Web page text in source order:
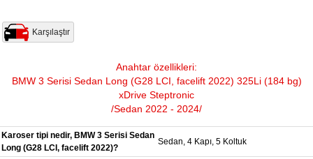
Karşılaştır
Anahtar özellikleri:
BMW 3 Serisi Sedan Long (G28 LCI, facelift 2022) 325Li (184 bg)
xDrive Steptronic
/Sedan 2022 - 2024/
Karoser tipi nedir, BMW 3 Serisi Sedan
Long (G28 LCI, facelift 2022)?
Sedan, 4 Kapı, 5 Koltuk